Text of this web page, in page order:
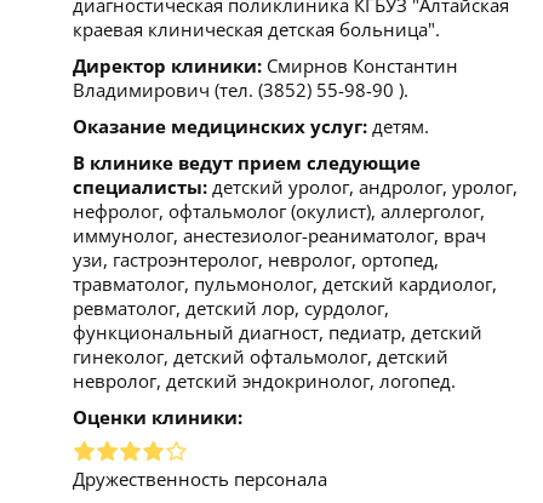
краевая клиническая детская больница".
Директор клиники: Смирнов Константин
Владимирович (тел. (3852) 55-98-90 ).
Оказание медицинских услуг: детям.
В клинике ведут прием следующие
специалисты: детский уролог, андролог, уролог,
нефролог, офтальмолог (окулист), аллерголог,
иммунолог, анестезиолог-реаниматолог, врач
узи, гастроэнтеролог, невролог, ортопед,
травматолог, пульмонолог, детский кардиолог,
ревматолог, детский лор, сурдолог,
функциональный диагност, педиатр, детский
гинеколог, детский офтальмолог, детский
невролог, детский эндокринолог, логопед.
Оценки клиники:
Дружественность персонала